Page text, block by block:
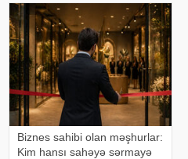
istinadən xəbər verir ki, bu sözləri
Xalq artisti Emin Ağalaro
Biznes sahibi olan məşhurlar:
Kim hansı sahəyə sərmayə